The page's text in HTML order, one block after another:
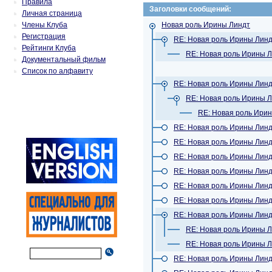
Правила
Личная страница
Члены Клуба
Регистрация
Рейтинги Клуба
Документальный фильм
Список по алфавиту
Заголовки сообщений:
Новая роль Ирины Линдт
RE: Новая роль Ирины
RE: Новая роль Ирины
RE: Новая роль Ирины
RE: Новая роль Ирины
RE: Новая роль
RE: Новая роль Ирины
RE: Новая роль Ирины
RE: Новая роль Ирины
RE: Новая роль Ирины
RE: Новая роль Ирины
RE: Новая роль Ирины
RE: Новая роль Ирины
RE: Новая роль Ирины
RE: Новая роль Ирины
RE: Новая роль Ирины